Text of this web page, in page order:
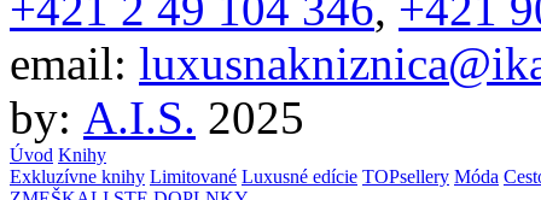
email:
by: A.I.S. 2025
Úvod Knihy
Exkluzívne knihy Limitované Luxusné edície TOPsellery Móda